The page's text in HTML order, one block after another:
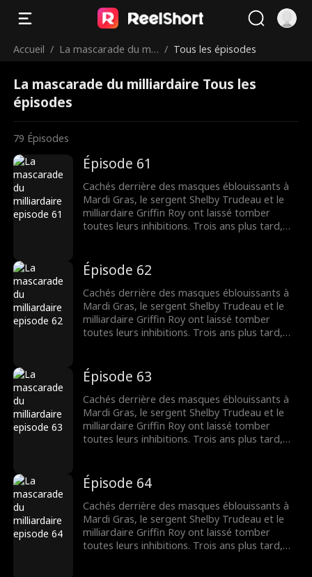
Accueil / La mascarade du mill / Tous les épisodes
La mascarade du milliardaire Tous les
épisodes
79 Épisodes
Épisode 61
Cachés derrière des masques éblouissants à
Mardi Gras, le sergent Shelby Trudeau et le
milliardaire Griffin Roy ont laissé tomber
toutes leurs inhibitions. Trois ans plus tard,
Griffin. Pour des raisons qui lui sont propres, il
lui laisse croire qu'il est pauvre. Maintenant,
deux parfaits étrangers qui ne le sont pas du
tout se retrouvent dans l'ultime mascarade
du cœur.
Épisode 62
Cachés derrière des masques éblouissants à
Mardi Gras, le sergent Shelby Trudeau et le
milliardaire Griffin Roy ont laissé tomber
toutes leurs inhibitions. Trois ans plus tard,
Griffin. Pour des raisons qui lui sont propres, il
lui laisse croire qu'il est pauvre. Maintenant,
deux parfaits étrangers qui ne le sont pas du
tout se retrouvent dans l'ultime mascarade
du cœur.
Épisode 63
Cachés derrière des masques éblouissants à
Mardi Gras, le sergent Shelby Trudeau et le
milliardaire Griffin Roy ont laissé tomber
toutes leurs inhibitions. Trois ans plus tard,
Griffin. Pour des raisons qui lui sont propres, il
lui laisse croire qu'il est pauvre. Maintenant,
deux parfaits étrangers qui ne le sont pas du
tout se retrouvent dans l'ultime mascarade
du cœur.
Épisode 64
Cachés derrière des masques éblouissants à
Mardi Gras, le sergent Shelby Trudeau et le
milliardaire Griffin Roy ont laissé tomber
toutes leurs inhibitions. Trois ans plus tard,